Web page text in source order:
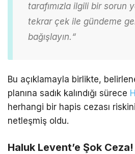
tarafımızla ilgili bir sorun
tekrar çek ile gündeme
bağışlayın. “
Bu açıklamayla birlikte,
planına sadık kalındığı sürece
herhangi bir hapis cezası
netleşmiş oldu.
Haluk Levent’e Şok Ceza!